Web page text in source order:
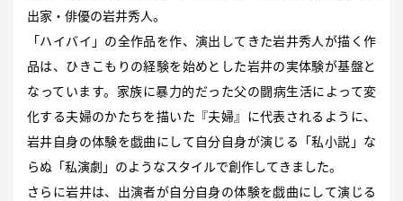
出家・俳優の岩井秀人。
「ハイバイ」の全作品を作、演出してきた岩井秀人が描く作
品は、ひきこもりの経験を始めとした岩井の実体験が基盤と
なっています。家族に暴力的だった父の闘病生活によって変
化する夫婦のかたちを描いた『夫婦』に代表されるように、
岩井自身の体験を戯曲にして自分自身が演じる「私小説」な
らぬ「私演劇」のようなスタイルで創作してきました。
さらに岩井は、出演者が自分自身の体験を戯曲にして演じる